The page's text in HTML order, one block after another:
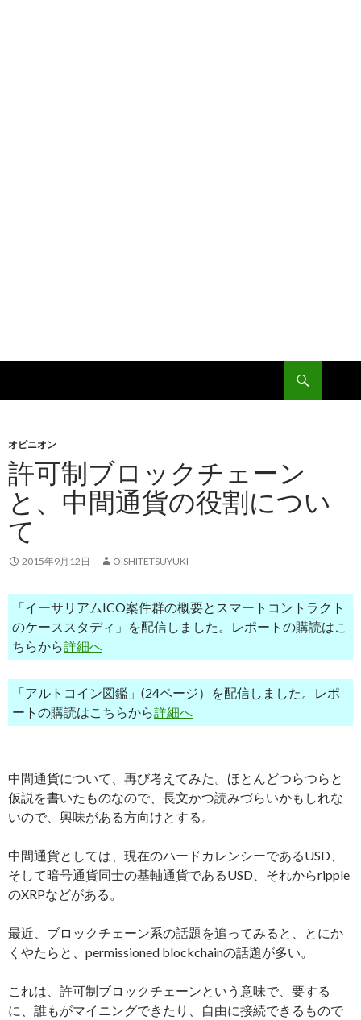
ン
ツ
へ
移
動
オピニオン
許可制ブロックチェーン
と、中間通貨の役割につい
て
2015年9月12日 OISHITETSUYUKI
「イーサリアムICO案件群の概要とスマートコントラクト
のケーススタディ」を配信しました。レポートの購読はこ
ちらから詳細へ
「アルトコイン図鑑」(24ページ）を配信しました。レポ
ートの購読はこちらから詳細へ
中間通貨について、再び考えてみた。ほとんどつらつらと
仮説を書いたものなので、長文かつ読みづらいかもしれな
いので、興味がある方向けとする。
中間通貨としては、現在のハードカレンシーであるUSD、
そして暗号通貨同士の基軸通貨であるUSD、それからripple
のXRPなどがある。
最近、ブロックチェーン系の話題を追ってみると、とにか
くやたらと、permissioned blockchainの話題が多い。
これは、許可制ブロックチェーンという意味で、要する
に、誰もがマイニングできたり、自由に接続できるもので